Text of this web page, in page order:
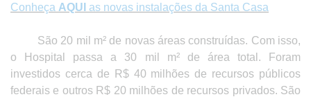
Conheça AQUI as novas instalações da Santa Casa
São 20 mil m² de novas áreas construídas. Com isso,
o Hospital passa a 30 mil m² de área total. Foram
investidos cerca de R$ 40 milhões de recursos públicos
federais e outros R$ 20 milhões de recursos privados. São